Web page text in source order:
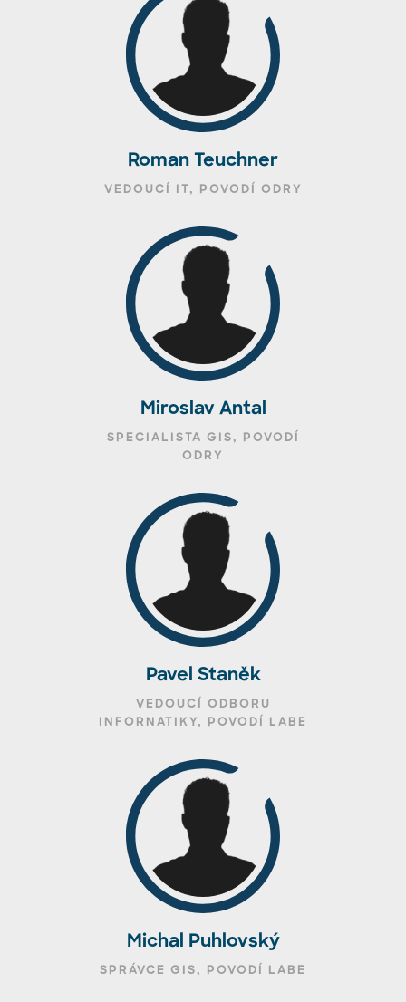
Roman Teuchner
VEDOUCÍ IT, POVODÍ ODRY
Miroslav Antal
SPECIALISTA GIS, POVODÍ
ODRY
Pavel Staněk
VEDOUCÍ ODBORU
INFORNATIKY, POVODÍ LABE
Michal Puhlovský
SPRÁVCE GIS, POVODÍ LABE